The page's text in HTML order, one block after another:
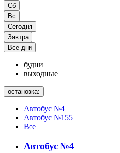
Сб
Вс
Сегодня
Завтра
Все дни
будни
выходные
остановка:
Автобус №4
Автобус №155
Все
Автобус №4